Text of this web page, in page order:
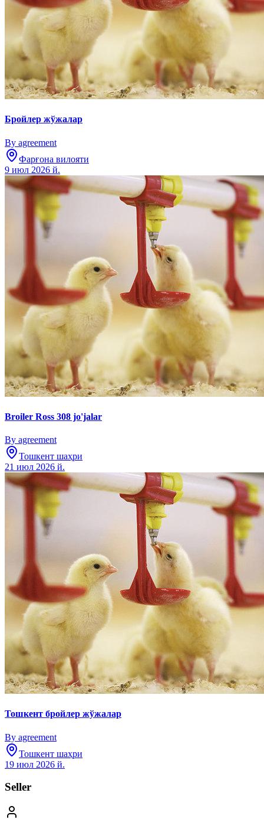
Бройлер жўжалар
By agreement
Фарғона вилояти
9 июл 2026 й.
Broiler Ross 308 jo'jalar
By agreement
Тошкент шаҳри
21 июл 2026 й.
Тошкент бройлер жўжалар
By agreement
Тошкент шаҳри
19 июл 2026 й.
Seller